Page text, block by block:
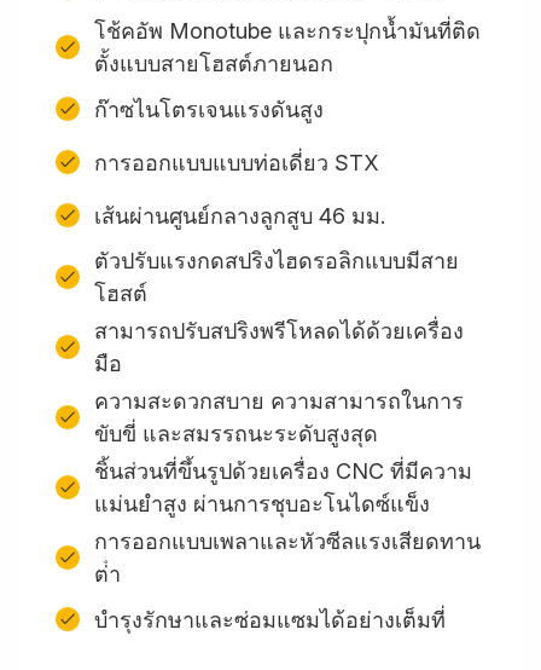
โช้คอัพ Monotube และกระปุกน้ำมันที่ติด
ตั้งแบบสายโฮสต์ภายนอก
ก๊าซไนโตรเจนแรงดันสูง
การออกแบบแบบท่อเดี่ยว STX
เส้นผ่านศูนย์กลางลูกสูบ 46 มม.
ตัวปรับแรงกดสปริงไฮดรอลิกแบบมีสาย
โฮสต์
สามารถปรับสปริงพรีโหลดได้ด้วยเครื่อง
มือ
ความสะดวกสบาย ความสามารถในการ
ขับขี่ และสมรรถนะระดับสูงสุด
ชิ้นส่วนที่ขึ้นรูปด้วยเครื่อง CNC ที่มีความ
แม่นยำสูง ผ่านการชุบอะโนไดซ์แข็ง
การออกแบบเพลาและหัวซีลแรงเสียดทาน
ต่ํา
บํารุงรักษาและซ่อมแซมได้อย่างเต็มที่